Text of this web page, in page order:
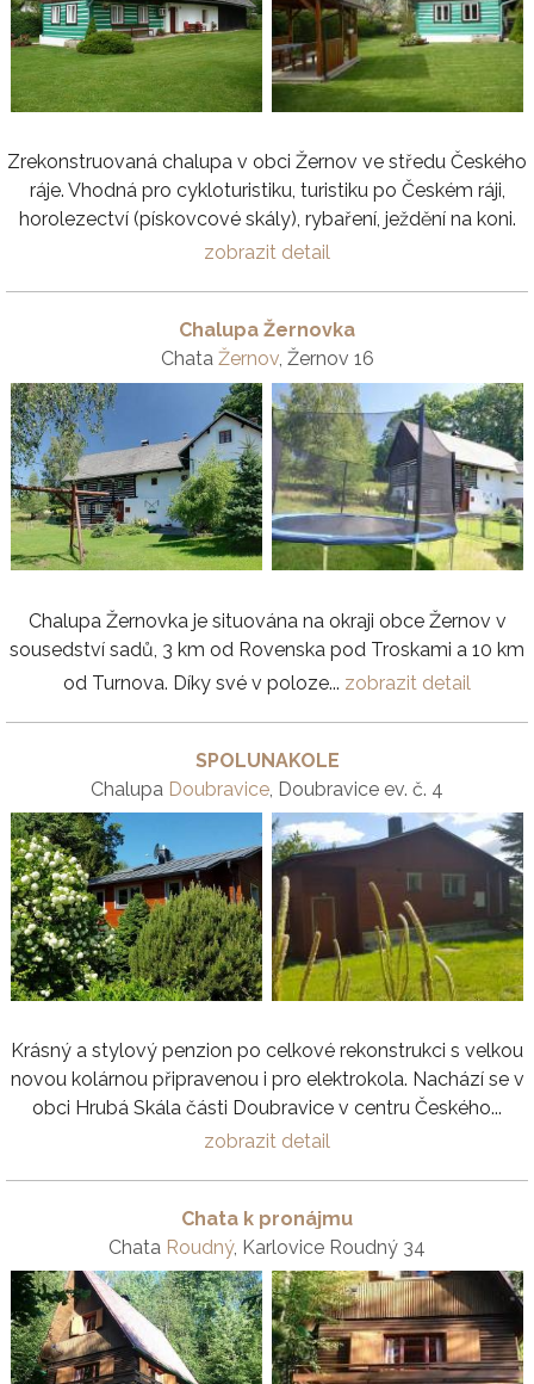
Zrekonstruovaná chalupa v obci Žernov ve středu Českého
ráje. Vhodná pro cykloturistiku, turistiku po Českém ráji,
horolezectví (pískovcové skály), rybaření, ježdění na koni.
zobrazit detail
Chalupa Žernovka
Chata Žernov, Žernov 16
Chalupa Žernovka je situována na okraji obce Žernov v
sousedství sadů, 3 km od Rovenska pod Troskami a 10 km
od Turnova. Díky své v poloze... zobrazit detail
SPOLUNAKOLE
Chalupa Doubravice , Doubravice ev. č. 4
Krásný a stylový penzion po celkové rekonstrukci s velkou
novou kolárnou připravenou i pro elektrokola. Nachází se v
obci Hrubá Skála části Doubravice v centru Českého...
zobrazit detail
Chata k pronájmu
Chata Roudný, Karlovice Roudný 34